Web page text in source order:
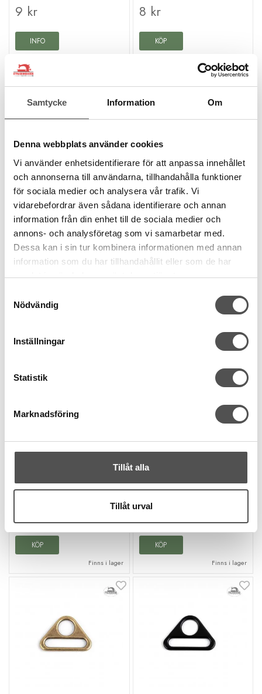
Samtycke Information Om
Denna webbplats använder cookies
Vi använder enhetsidentifierare för att anpassa innehållet
och annonserna till användarna, tillhandahålla funktioner
för sociala medier och analysera vår trafik. Vi
vidarebefordrar även sådana identifierare och annan
information från din enhet till de sociala medier och
annons- och analysföretag som vi samarbetar med.
Dessa kan i sin tur kombinera informationen med annan
information som du har tillhandahållit eller som de har
samlat in när du har använt deras tjänster.
Nödvändig
Inställningar
Statistik
Marknadsföring
Tillåt alla
Tillåt urval
9 kr
INFO
8 kr
KÖP
D-ring 25mm Gunblack
Bandbredd 25mm
Yttermått 21 x 31mm
Grovlek 3mm
8 kr
KÖP
D-ring 25mm Svart
Yttermått:21 x 31 mm
Grovlek 3 mm
8 kr
INFO
Tillfälligt slut
Prym Triangelring 25mm
2 stycken
KÖP
Finns i lager
Triangel d-ring 25 mm,
färg silver
Helgjuten metall
12 kr
KÖP
Finns i lager